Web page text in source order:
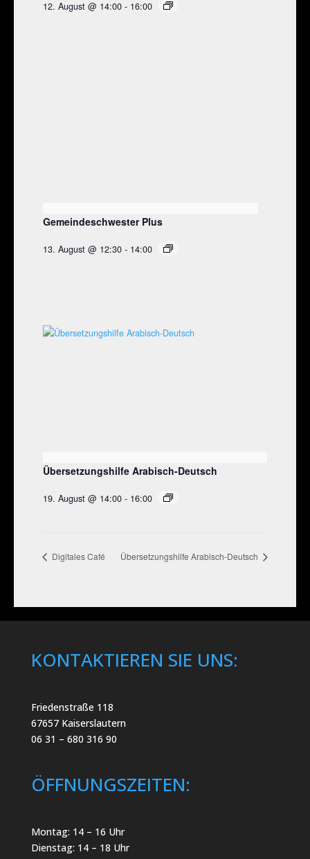
12. August @ 14:00 - 16:00
Gemeindeschwester Plus
13. August @ 12:30 - 14:00
Übersetzungshilfe Arabisch-Deutsch
19. August @ 14:00 - 16:00
Digitales Café Übersetzungshilfe Arabisch-Deutsch
KONTAKTIEREN SIE UNS:
Friedenstraße 118
67657 Kaiserslautern
06 31 – 680 316 90
ÖFFNUNGSZEITEN:
Montag: 14 – 16 Uhr
Dienstag: 14 – 18 Uhr